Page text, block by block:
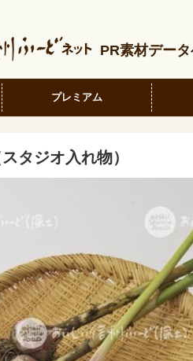
PR素材デー
プレミアム
タジオ入れ物）